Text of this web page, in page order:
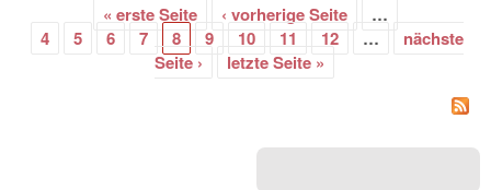
Seiten
« erste Seite ‹ vorherige Seite
…
4
5 6 7 8 9 10 11 12 …
nächste
Seite ›
letzte Seite »